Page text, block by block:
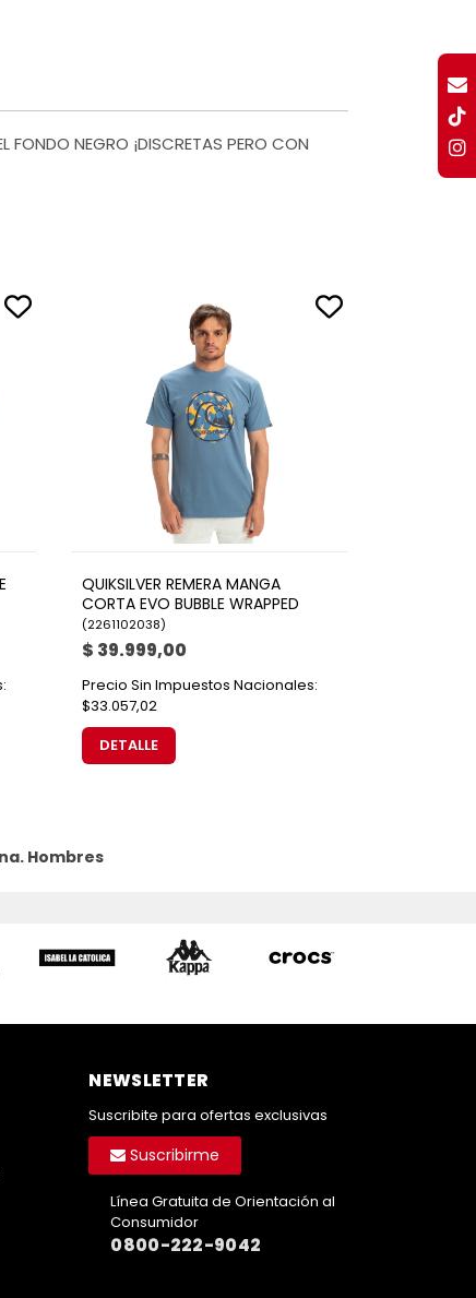
FONDO NEGRO ¡DISCRETAS PERO CON
QUIKSILVER REMERA MANGA
CORTA EVO BUBBLE WRAPPED
(2261102038)
$ 39.999,00
Precio Sin Impuestos Nacionales:
$33.057,02
DETALLE
Hombres
NEWSLETTER
Suscribite para ofertas exclusivas
Suscribirme
Línea Gratuita de Orientación al
Consumidor
0800-222-9042